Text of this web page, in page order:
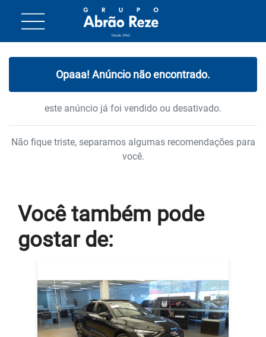
Opaaa! Anúncio não encontrado.
este anúncio já foi vendido ou desativado.
Não fique triste, separamos algumas recomendações para
você.
Você também pode
gostarde: